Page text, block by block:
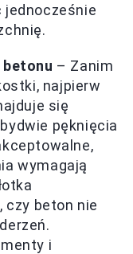
jednocześnie
– Zanim
najpierw
się
pęknięcia
wymagają
czy beton nie
i